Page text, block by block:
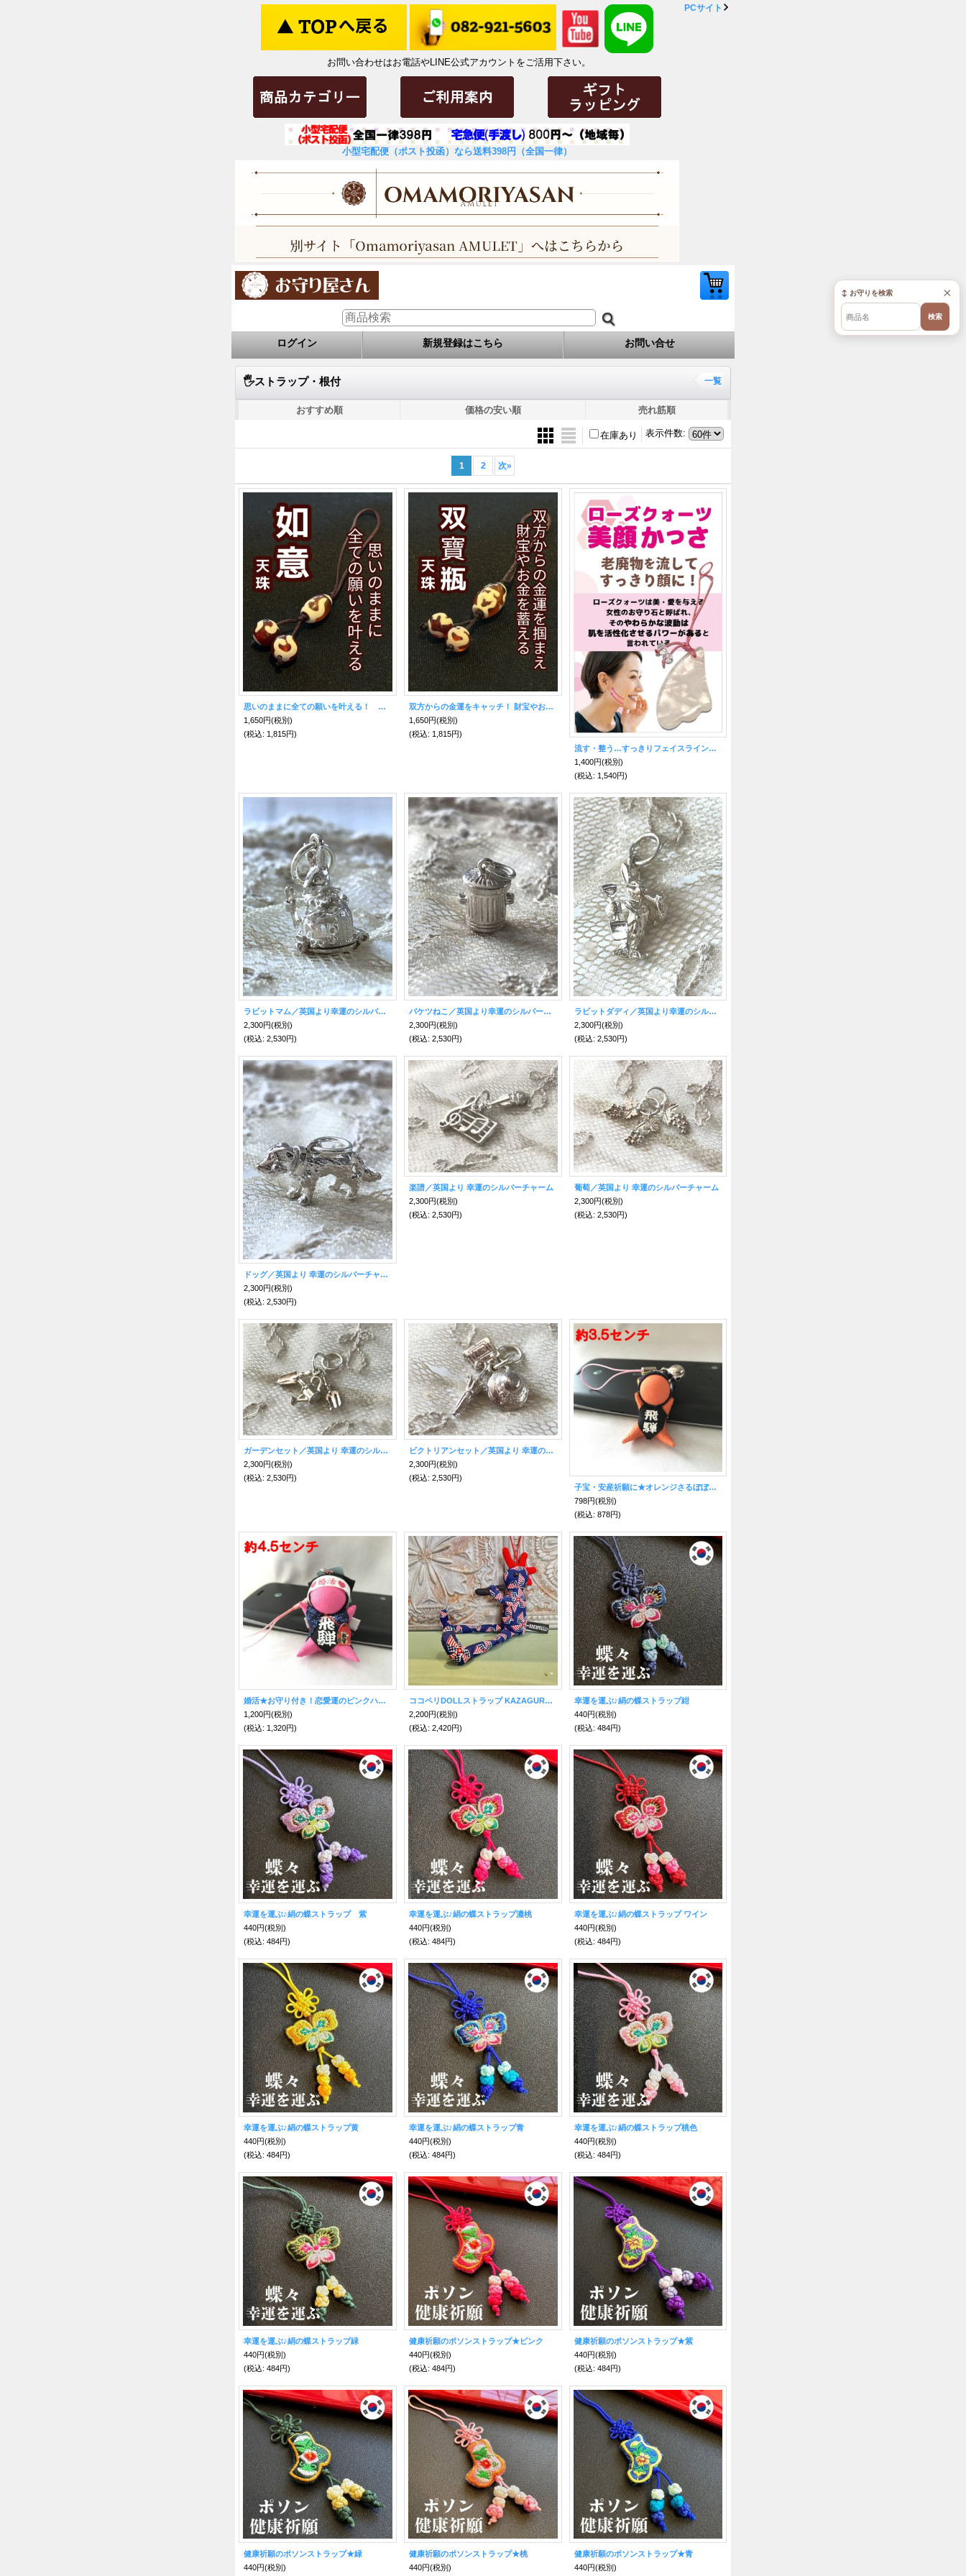
お問い合わせはお電話やLINE公式アカウントをご活用下さい。
小型宅配便（ポスト投函）なら送料398円（全国一律）
PCサイト
ログイン 新規登録はこちら お問い合せ
🖐️ストラップ・根付 一覧
おすすめ順 価格の安い順 売れ筋順
表示件数:
在庫あり
1 2 次»
思いのままに全ての願いを叶える！ 如意 三つの天珠めのうストラップ
1,650円(税別)
(税込: 1,815円)
双方からの金運をキャッチ！ 財宝やお金を蓄える 双寶瓶 三つの天珠めのうストラップ
1,650円(税別)
(税込: 1,815円)
流す・整う…すっきりフェイスライン！お守り美顔かっさローズクォーツ
1,400円(税別)
(税込: 1,540円)
ラビットマム／英国より幸運のシルバーチャーム
2,300円(税別)
(税込: 2,530円)
バケツねこ／英国より幸運のシルバーチャーム
2,300円(税別)
(税込: 2,530円)
ラビットダディ／英国より幸運のシルバーチャーム
2,300円(税別)
(税込: 2,530円)
ドッグ／英国より 幸運のシルバーチャーム
2,300円(税別)
(税込: 2,530円)
楽譜／英国より 幸運のシルバーチャーム
2,300円(税別)
(税込: 2,530円)
葡萄／英国より 幸運のシルバーチャーム
2,300円(税別)
(税込: 2,530円)
ガーデンセット／英国より 幸運のシルバーチャーム
2,300円(税別)
(税込: 2,530円)
ビクトリアンセット／英国より 幸運のシルバーチャーム
2,300円(税別)
(税込: 2,530円)
子宝・安産祈願に★オレンジさるぼぼストラップ
798円(税別)
(税込: 878円)
婚活★お守り付き！恋愛運のピンクハチマキさるぼぼストラップ
1,200円(税別)
(税込: 1,320円)
ココペリDOLLストラップ KAZAGURUMA 〜話題の幸せを呼ぶ精霊〜
2,200円(税別)
(税込: 2,420円)
幸運を運ぶ♪絹の蝶ストラップ紺
440円(税別)
(税込: 484円)
幸運を運ぶ♪絹の蝶ストラップ 紫
440円(税別)
(税込: 484円)
幸運を運ぶ♪絹の蝶ストラップ濃桃
440円(税別)
(税込: 484円)
幸運を運ぶ♪絹の蝶ストラップ ワイン
440円(税別)
(税込: 484円)
幸運を運ぶ♪絹の蝶ストラップ黄
440円(税別)
(税込: 484円)
幸運を運ぶ♪絹の蝶ストラップ青
440円(税別)
(税込: 484円)
幸運を運ぶ♪絹の蝶ストラップ桃色
440円(税別)
(税込: 484円)
幸運を運ぶ♪絹の蝶ストラップ緑
440円(税別)
(税込: 484円)
健康祈願のポソンストラップ★ピンク
440円(税別)
(税込: 484円)
健康祈願のポソンストラップ★紫
440円(税別)
(税込: 484円)
健康祈願のポソンストラップ★緑
440円(税別)
健康祈願のポソンストラップ★桃
440円(税別)
健康祈願のポソンストラップ★青
440円(税別)
×
↕ お守りを検索
検索